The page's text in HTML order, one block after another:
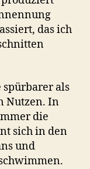
das ich
als
Nutzen. In
die
sich in den
und